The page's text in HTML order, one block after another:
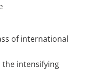
of international
intensifying